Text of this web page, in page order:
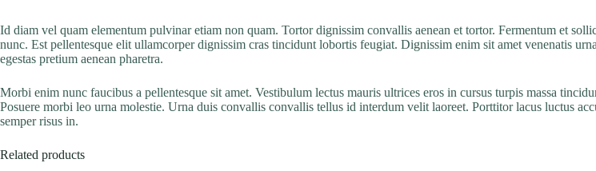
Id diam vel quam elementum pulvinar etiam non quam. Tortor dignissim convallis aenean et tortor. Fermentum et
nunc. Est pellentesque elit ullamcorper dignissim cras tincidunt lobortis feugiat. Dignissim enim sit amet venenatis
egestas pretium aenean pharetra.
Morbi enim nunc faucibus a pellentesque sit amet. Vestibulum lectus mauris ultrices eros in cursus turpis massa
Posuere morbi leo urna molestie. Urna duis convallis convallis tellus id interdum velit laoreet. Porttitor lacus luctus
semper risus in.
Related products